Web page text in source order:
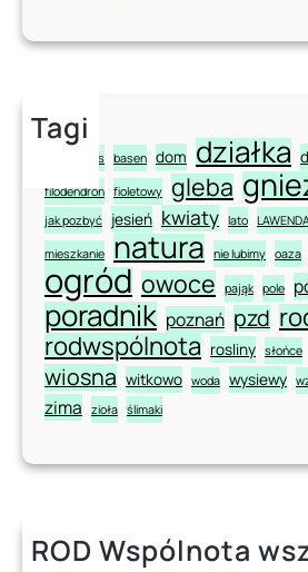
Tagi
aloes basen dom działka
filodendron fioletowy gleba
jak pozbyć jesień kwiaty lato
mieszkanie natura nie lubimy oaza
ogród owoce pająk pole
poradnik poznań pzd
rodwspólnota rosliny słońce
wiosna witkowo woda wysiewy
zima
zioła ślimaki
ROD Wspólnota